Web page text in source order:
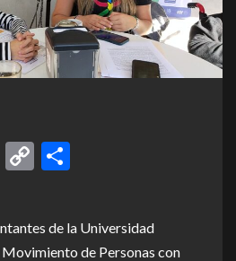
Email
Copy
de la Universidad
de Personas con